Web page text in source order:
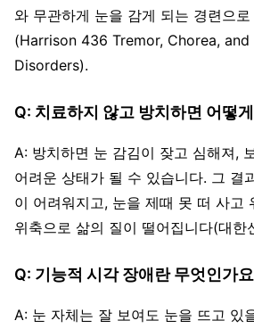
와 무관하게 눈을 감게 되는 경련으
(Harrison 436 Tremor, Chorea,
Disorders).
Q: 치료하지 않고 방치하면 어떻
A: 방치하면 눈 감김이 잦고 심해져,
어려운 상태가 될 수 있습니다. 그 결
이 어려워지고, 눈을 제때 못 떠 사고
위축으로 삶의 질이 떨어집니다(대한
Q: 기능적 시각 장애란 무엇인가
A: 눈 자체는 잘 보여도 눈을 뜨고 있